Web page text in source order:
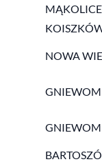
MĄKOLICE
NOWA